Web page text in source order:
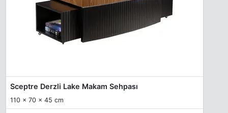
Sceptre Derzli Lake Makam Sehpası
110 x 70 x 45 cm